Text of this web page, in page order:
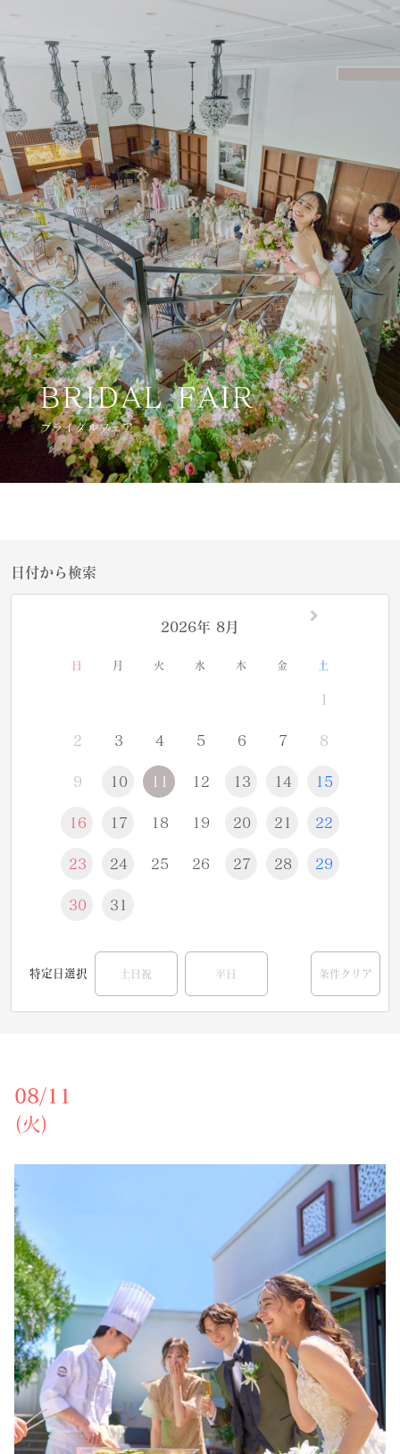
BRIDAL FAIR
ブライダルフェア
日付から検索
2026年 8月
日 月 火 水 木 金 土
2 3 4 5 6 7 8
9 10 12 13 14 15
16 17 18 19 20 21 22
23 24 25 26 27 28 29
30 31
特定日選択 土日祝 平日 条件クリア
08/11
(火)